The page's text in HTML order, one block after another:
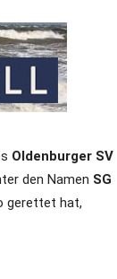
Oldenburger SV
den Namen SG
gerettet hat,